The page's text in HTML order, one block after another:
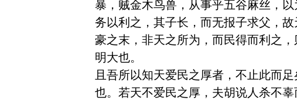
暴，贼金木鸟兽，从事乎五谷麻丝，
务以利之，其子长，而无报子求父，
豪之末，非天之所为，而民得而利之
明大也。
且吾所以知天爱民之厚者，不止此而
也。若天不爱民之厚，夫胡说人杀不